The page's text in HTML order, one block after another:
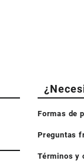
Formas de
Preguntas
Términos y